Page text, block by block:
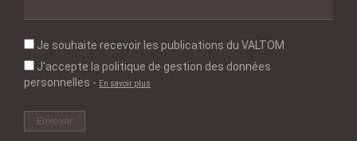
Je souhaite recevoir les publications du VALTOM
J'accepte la politique de gestion des données
personnelles - En savoir plus